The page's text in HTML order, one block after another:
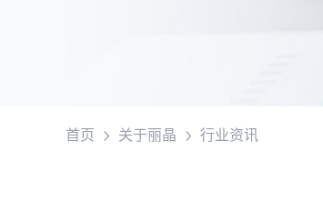
首页 关于丽晶 行业资讯